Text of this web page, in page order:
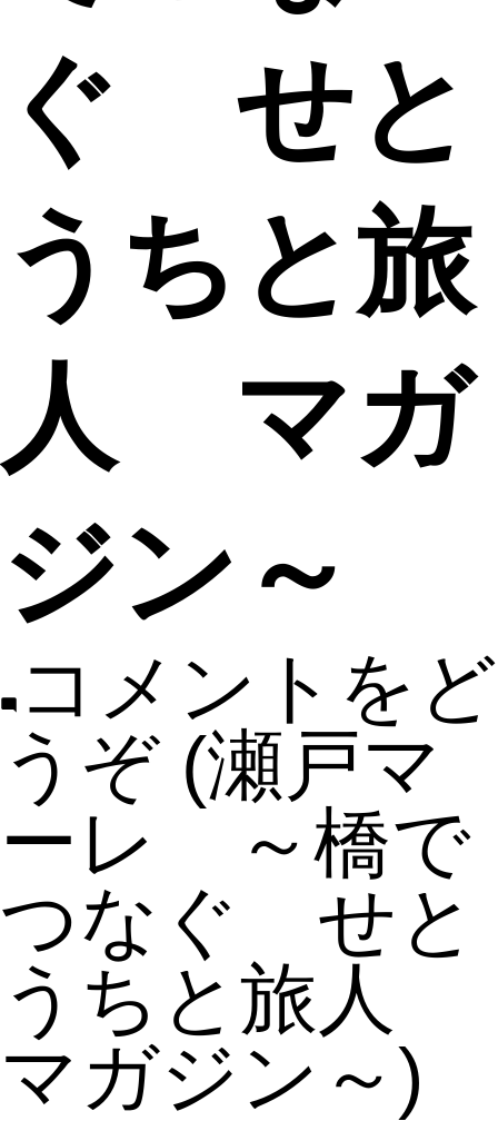
ぐ せと
うちと旅
人 マガ
ジン～
コメントをど
うぞ (瀬戸マ
ーレ ～橋で
つなぐ せと
うちと旅人
マガジン～)